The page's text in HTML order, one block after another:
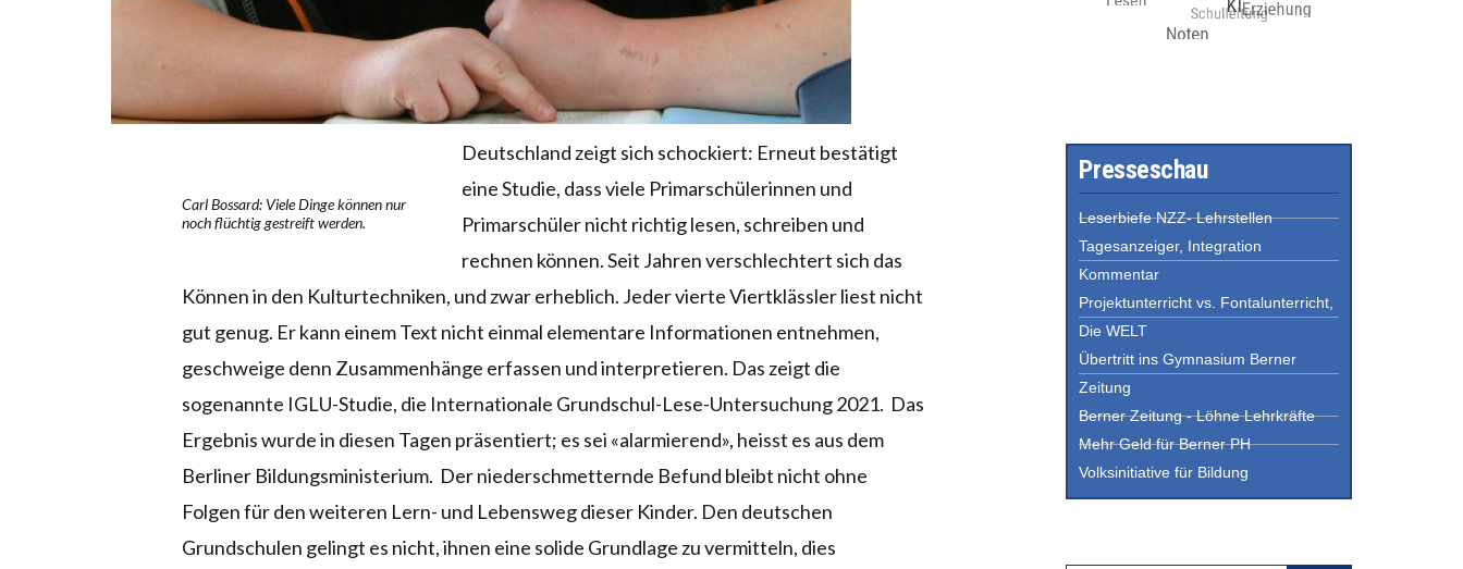
Carl Bossard: Viele Dinge können nur
noch flüchtig gestreift werden.
Deutschland zeigt sich schockiert: Erneut bestätigt
eine Studie, dass viele Primarschülerinnen und
Primarschüler nicht richtig lesen, schreiben und
rechnen können. Seit Jahren verschlechtert sich das
Können in den Kulturtechniken, und zwar erheblich. Jeder vierte Viertklässler liest nicht
gut genug. Er kann einem Text nicht einmal elementare Informationen entnehmen,
geschweige denn Zusammenhänge erfassen und interpretieren. Das zeigt die
sogenannte IGLU-Studie, die Internationale Grundschul-Lese-Untersuchung 2021. Das
Ergebnis wurde in diesen Tagen präsentiert; es sei «alarmierend», heisst es aus dem
Berliner Bildungsministerium. Der niederschmetternde Befund bleibt nicht ohne
Folgen für den weiteren Lern- und Lebensweg dieser Kinder. Den deutschen
Grundschulen gelingt es nicht, ihnen eine solide Grundlage zu vermitteln, dies
Presseschau
Leserbiefe NZZ- Lehrstellen
Tagesanzeiger, Integration
Kommentar
Projektunterricht vs. Fontalunterricht,
Die WELT
Übertritt ins Gymnasium Berner
Zeitung
Berner Zeitung - Löhne Lehrkräfte
Mehr Geld für Berner PH
Volksinitiative für Bildung